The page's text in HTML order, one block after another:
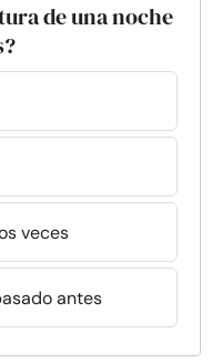
de una noche
veces
antes